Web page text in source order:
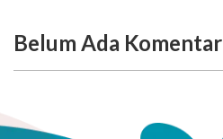
Belum Ada Komentar